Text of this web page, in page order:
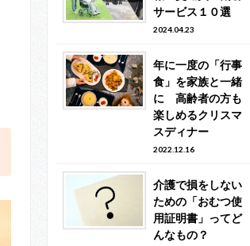
サービス１０選
2024.04.23
年に一度の「行事
食」を家族と一緒
に 高齢者の方も
楽しめるクリスマ
スディナー
2022.12.16
介護で損をしない
ための「おむつ使
用証明書」ってど
んなもの？